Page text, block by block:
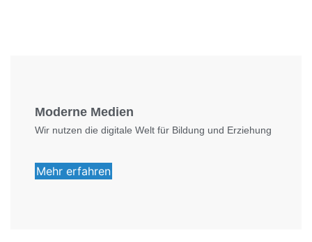
Moderne Medien
Wir nutzen die digitale Welt für Bildung und Erziehung
Mehr erfahren